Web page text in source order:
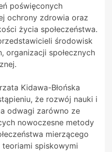
poświęconych
ochrony zdrowia oraz
życia społeczeństwa.
środowisk
organizacji społecznych
Kidawa-Błońska
że rozwój nauki i
odwagi zarówno ze
nowoczesne metody
mierzącego
spiskowymi